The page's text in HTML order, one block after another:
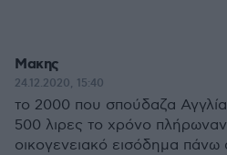
Μακης
24.12.2020, 15:40
το 2000 που σπούδαζα
500 λιρες το χρόνο
οικογενειακό εισόδημα